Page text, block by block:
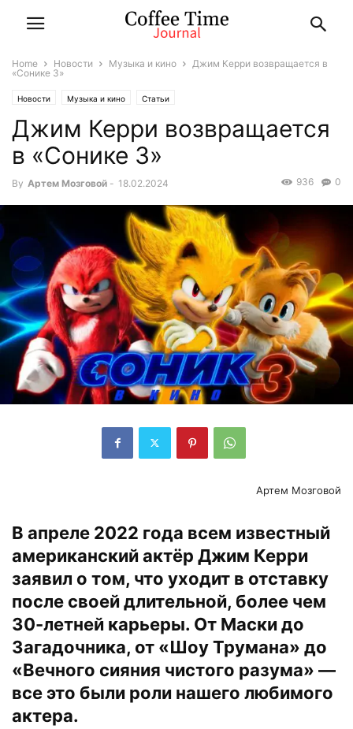
Home Новости Музыка и кино
Джим Керри возвращается в
«Сонике 3»
Новости Музыка и кино Статьи
Джим Керри возвращается
в «Сонике 3»
By Артем Мозговой - 18.02.2024 0
936
Артем Мозговой
В апреле 2022 года всем известный
американский актёр Джим Керри
заявил о том, что уходит в отставку
после своей длительной, более чем
30-летней карьеры. От Маски до
Загадочника, от «Шоу Трумана» до
«Вечного сияния чистого разума» —
все это были роли нашего любимого
актера.